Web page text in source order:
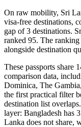
On raw mobility, Sri
visa-free destinations,
gap of 3 destinations.
ranked 95. The
alongside destination
These passports share
comparison data,
Dominica, The
the first practical filter
destination list
layer: Bangladesh has
Lanka does not share,